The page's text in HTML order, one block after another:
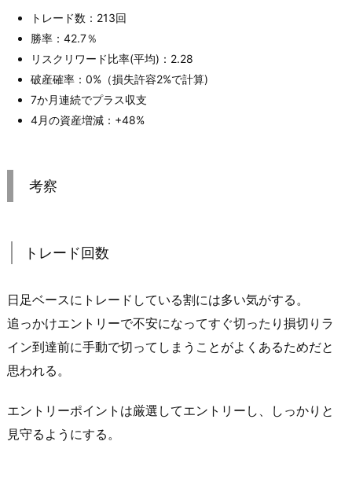
トレード数：213回
勝率：42.7％
リスクリワード比率(平均)：2.28
破産確率：0%（損失許容2%で計算)
7か月連続でプラス収支
4月の資産増減：+48%
考察
トレード回数
日足ベースにトレードしている割には多い気がする。
追っかけエントリーで不安になってすぐ切ったり損切りラ
イン到達前に手動で切ってしまうことがよくあるためだと
思われる。
エントリーポイントは厳選してエントリーし、しっかりと
見守るようにする。